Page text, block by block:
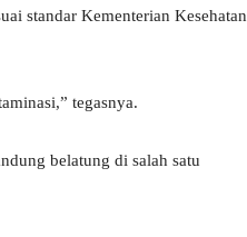
standar Kementerian Kesehatan
tegasnya.
belatung di salah satu